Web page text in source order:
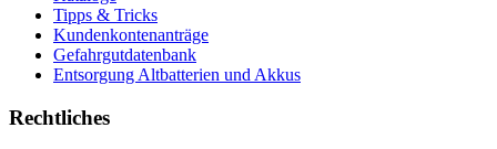
Tipps & Tricks
Kundenkontenanträge
Gefahrgutdatenbank
Entsorgung Altbatterien und Akkus
Rechtliches